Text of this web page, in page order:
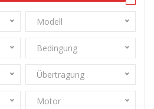
Modell
Bedingung
Übertragung
Motor